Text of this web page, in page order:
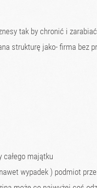
tak by chronić i
strukturę jako- firma bez
majątku
wypadek ) podmiot